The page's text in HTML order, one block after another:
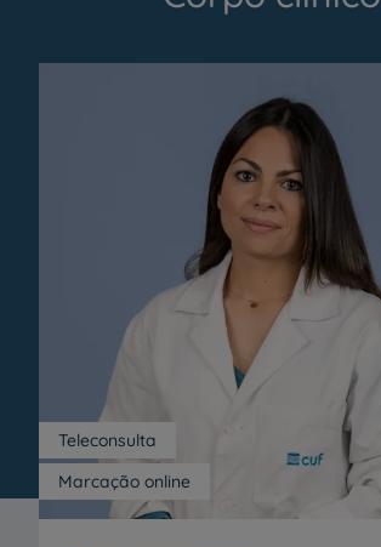
Marcação online
Teleconsulta